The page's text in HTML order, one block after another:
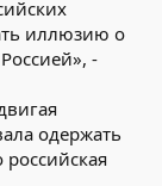
иллюзию о
-
одержать